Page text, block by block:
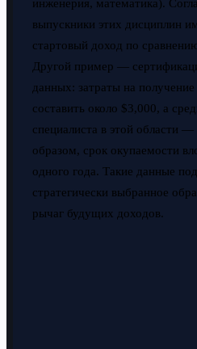
инженерия, математика).
выпускники этих дисциплин
стартовый доход по
Другой пример —
данных: затраты на
составить около $3,000, а
специалиста в этой области
образом, срок окупаемости
одного года. Такие данные
стратегически выбранное
рычаг будущих доходов.